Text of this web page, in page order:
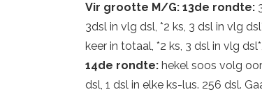
Vir grootte M/G: 13de rondte:
3dsl in vlg dsl, *2 ks, 3 dsl in vlg
keer in totaal, *2 ks, 3 dsl in vlg
14de rondte: hekel soos volg
dsl, 1 dsl in elke ks-lus. 256 dsl.